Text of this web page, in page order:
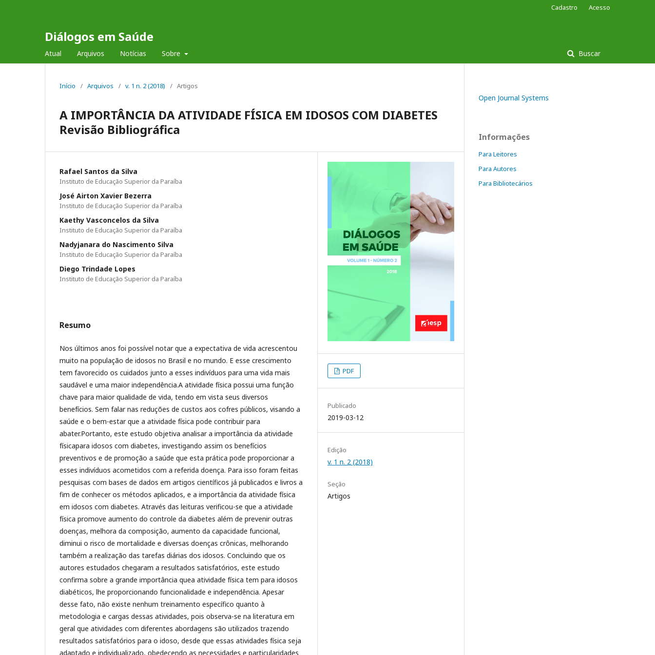
Diálogos em Saúde
Atual Arquivos Notícias Sobre Buscar
Cadastro Acesso
Início / Arquivos / v. 1 n. 2 (2018) / Artigos
A IMPORTÂNCIA DA ATIVIDADE FÍSICA EM IDOSOS COM DIABETES
Revisão Bibliográfica
Rafael Santos da Silva
Instituto de Educação Superior da Paraíba
José Airton Xavier Bezerra
Instituto de Educação Superior da Paraíba
Kaethy Vasconcelos da Silva
Instituto de Educação Superior da Paraíba
Nadyjanara do Nascimento Silva
Instituto de Educação Superior da Paraíba
Diego Trindade Lopes
Instituto de Educação Superior da Paraíba
Resumo
Nos últimos anos foi possível notar que a expectativa de vida acrescentou
muito na população de idosos no Brasil e no mundo. E esse crescimento
tem favorecido os cuidados junto a esses indivíduos para uma vida mais
saudável e uma maior independência.A atividade física possui uma função
chave para maior qualidade de vida, tendo em vista seus diversos
benefícios. Sem falar nas reduções de custos aos cofres públicos, visando a
saúde e o bem-estar que a atividade física pode contribuir para
abater.Portanto, este estudo objetiva analisar a importância da atividade
físicapara idosos com diabetes, investigando assim os benefícios
preventivos e de promoção a saúde que esta prática pode proporcionar a
esses indivíduos acometidos com a referida doença. Para isso foram feitas
pesquisas com bases de dados em artigos científicos já publicados e livros a
fim de conhecer os métodos aplicados, e a importância da atividade física
em idosos com diabetes. Através das leituras verificou-se que a atividade
física promove aumento do controle da diabetes além de prevenir outras
doenças, melhora da composição, aumento da capacidade funcional,
diminui o risco de mortalidade e diversas doenças crônicas, melhorando
também a realização das tarefas diárias dos idosos. Concluindo que os
autores estudados chegaram a resultados satisfatórios, este estudo
confirma sobre a grande importância quea atividade física tem para idosos
diabéticos, lhe proporcionando funcionalidade e independência. Apesar
desse fato, não existe nenhum treinamento específico quanto à
metodologia e cargas dessas atividades, pois observa-se na literatura em
geral que atividades com diferentes abordagens são utilizados trazendo
resultados satisfatórios para o idoso, desde que essas atividades física seja
adaptado e individualizado, obedecendo as necessidades e particularidades
PDF
Publicado
2019-03-12
Edição
v. 1 n. 2 (2018)
Seção
Artigos
Open Journal Systems
Informações
Para Leitores
Para Autores
Para Bibliotecários